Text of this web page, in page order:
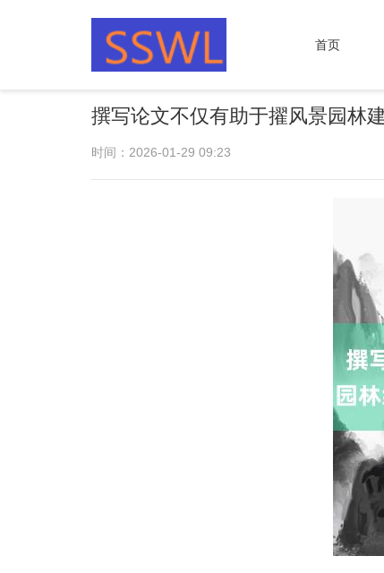
首页
撰写论文不仅有助于擢风景园林
时间：2026-01-29 09:23